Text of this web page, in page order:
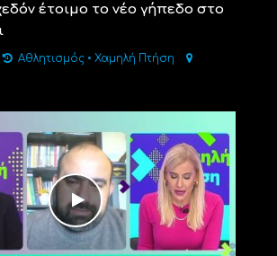
έτοιμο το νέο γήπεδο στο
Αθλητισμός • Χαμηλή Πτήση